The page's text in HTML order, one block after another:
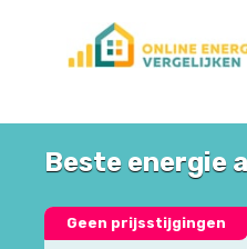
Beste energie
Geen prijsstijgingen